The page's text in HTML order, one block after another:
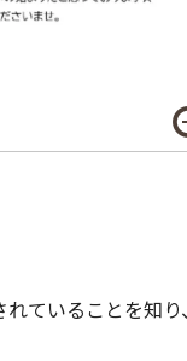
ていることを知り